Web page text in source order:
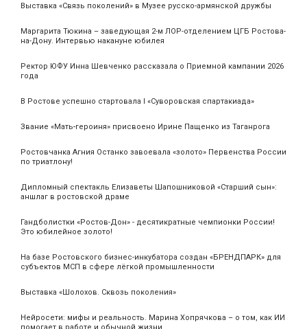
Выставка «Связь поколений» в Музее русско-армянской дружбы
Маргарита Тюкина – заведующая 2-м ЛОР-отделением ЦГБ Ростова-
на-Дону. Интервью накануне юбилея
Ректор ЮФУ Инна Шевченко рассказала о Приемной кампании 2026
года
В Ростове успешно стартовала I «Суворовская спартакиада»
Звание «Мать‑героиня» присвоено Ирине Пащенко из Таганрога
Ростовчанка Агния Останко завоевала «золото» Первенства России
по триатлону!
Дипломный спектакль Елизаветы Шапошниковой «Старший сын»:
аншлаг в ростовской драме
Гандболистки «Ростов-Дон» - десятикратные чемпионки России!
Это юбилейное золото!
На базе Ростовского бизнес-инкубатора создан «БРЕНДПАРК» для
субъектов МСП в сфере лёгкой промышленности
Выставка «Шолохов. Сквозь поколения»
Нейросети: мифы и реальность. Марина Хопрячкова – о том, как ИИ
помогает в работе и обычной жизни